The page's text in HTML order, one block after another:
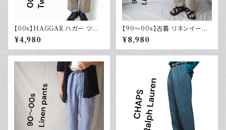
【00s】HAGGAR ハガー ツー
タックスラックス ポリエステル
ベージュ 古着 34 29
¥4,980
【90～00s】古着 リネンイージ
ーパンツ 夏 32×30 APT9 カジ
ュアル
¥8,980